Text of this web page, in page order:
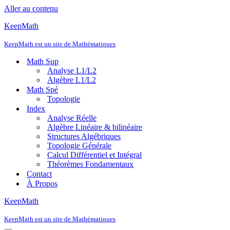
Aller au contenu
KeepMath
KeepMath est un site de Mathématiques
Math Sup
Analyse L1/L2
Algèbre L1/L2
Math Spé
Topologie
Index
Analyse Réelle
Algèbre Linéaire & bilinéaire
Structures Algébriques
Topologie Générale
Calcul Différentiel et Intégral
Théorèmes Fondamentaux
Contact
À Propos
KeepMath
KeepMath est un site de Mathématiques